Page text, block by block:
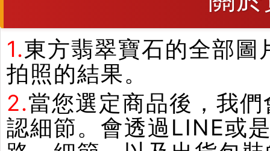
1.東方翡翠寶石的全部
拍照的結果。
2.當您選定商品後，我
認細節。會透過LINE或